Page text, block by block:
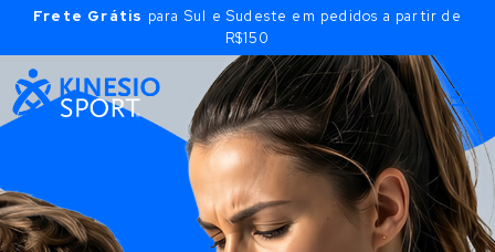
Frete Grátis para Sul e Sudeste em pedidos a partir de
R$150